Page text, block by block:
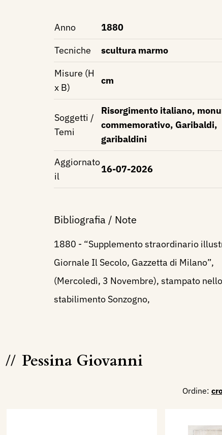
Anno
1880
Tecniche
scultura marmo
Misure (H
x B)
cm
Soggetti /
Temi
Risorgimento italiano,
commemorativo, Garibaldi,
garibaldini
Aggiornato
il
16-07-2026
Bibliografia / Note
1880 - “Supplemento straordinario
Giornale Il Secolo, Gazzetta di Milano”,
(Mercoledì, 3 Novembre), stampato nello
stabilimento Sonzogno,
// Pessina Giovanni
Ordine: